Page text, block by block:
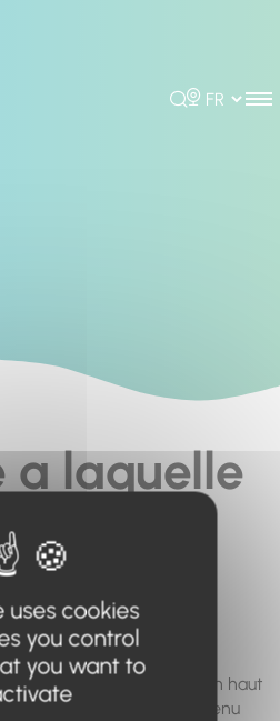
Rechercher
Choisir la
a laquelle
à
n'existe
ou plus.
le moteur de recherche en haut
menu pour trouver le contenu
uses cookies
you control
you want to